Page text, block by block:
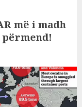
më i madh
përmend!